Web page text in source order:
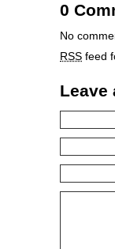
0
No
RSS feed
Leave